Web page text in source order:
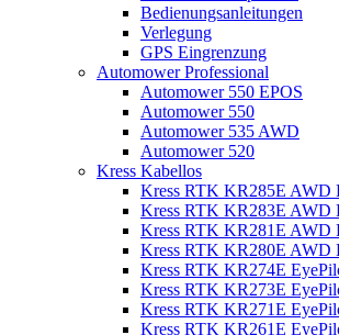
Bedienungsanleitungen
Verlegung
GPS Eingrenzung
Automower Professional
Automower 550 EPOS
Automower 550
Automower 535 AWD
Automower 520
Kress Kabellos
Kress RTK KR285E AWD
Kress RTK KR283E AWD
Kress RTK KR281E AWD
Kress RTK KR280E AWD
Kress RTK KR274E
Kress RTK KR273E
Kress RTK KR271E
Kress RTK KR261E